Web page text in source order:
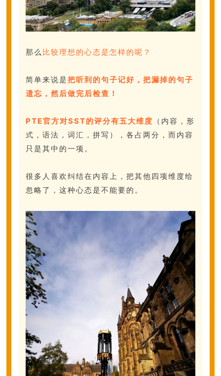
那么 比较理想的心态是怎样的呢？
简单来说是把听到的句子记好，把漏掉的句子
遗忘，然后做完后检查！
PTE官方对SST的评分有五大维度 （内容，形
式，语法，词汇，拼写），各占两分，而内容
只是其中的一项。
很多人喜欢纠结在内容上，把其他四项维度给
忽略了，这种心态是不能要的。